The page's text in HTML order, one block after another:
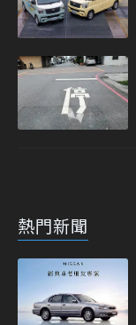
熱門新聞